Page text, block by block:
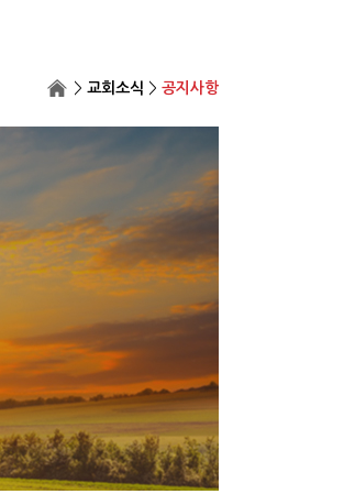
> 교회소식 > 공지사항